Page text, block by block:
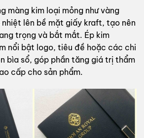
màng kim loại mỏng như vàng
lên bề mặt giấy kraft, tạo nên
trọng và bắt mắt. Ép kim
nổi bật logo, tiêu đề hoặc các chi
bìa sổ, góp phần tăng giá trị thẩm
cấp cho sản phẩm.